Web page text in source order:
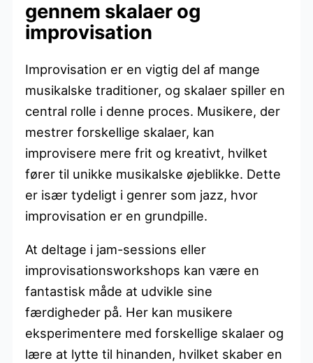
gennem skalaer og
improvisation
Improvisation er en vigtig del af mange
musikalske traditioner, og skalaer spiller en
central rolle i denne proces. Musikere, der
mestrer forskellige skalaer, kan
improvisere mere frit og kreativt, hvilket
fører til unikke musikalske øjeblikke. Dette
er især tydeligt i genrer som jazz, hvor
improvisation er en grundpille.
At deltage i jam-sessions eller
improvisationsworkshops kan være en
fantastisk måde at udvikle sine
færdigheder på. Her kan musikere
eksperimentere med forskellige skalaer og
lære at lytte til hinanden, hvilket skaber en